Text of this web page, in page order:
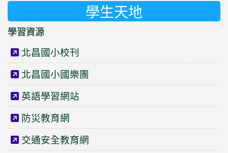
學生天地
學習資源
北昌國小校刊
北昌國小國樂團
英語學習網站
防災教育網
交通安全教育網